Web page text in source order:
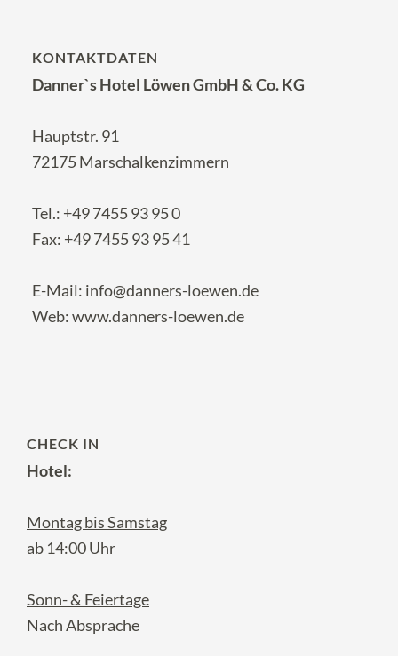
KONTAKTDATEN
Danner`s Hotel Löwen GmbH & Co. KG
Hauptstr. 91
72175 Marschalkenzimmern
Tel.: +49 7455 93 95 0
Fax: +49 7455 93 95 41
E-Mail: info@danners-loewen.de
Web:www.danners-loewen.de
CHECK IN
Hotel:
Montag bis Samstag
ab 14:00 Uhr
Sonn- & Feiertage
Nach Absprache